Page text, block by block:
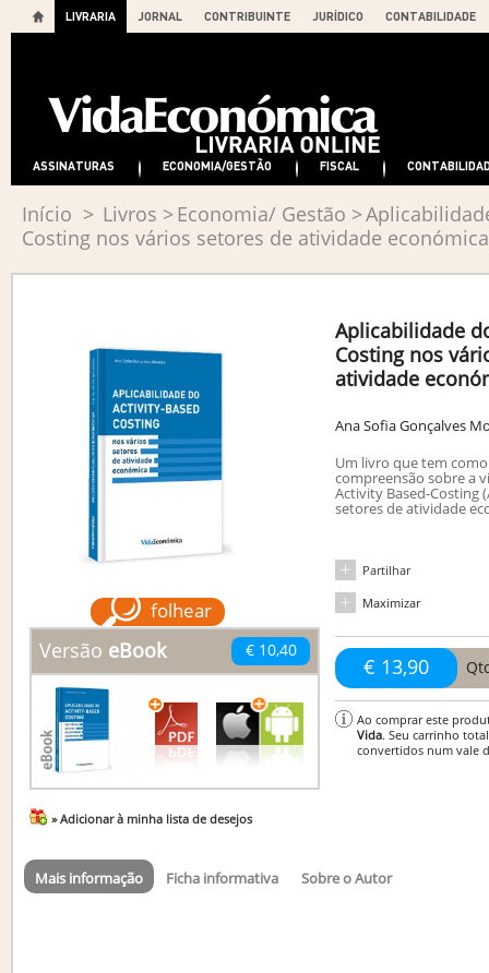
LIVRARIA JORNAL CONTRIBUINTE JURÍDICO CONTABILIDADE
ASSINATURAS ECONOMIA/GESTÃO FISCAL
Início > Livros >Economia/ Gestão >
Costing nos vários setores de atividade económica
folhear
Versão eBook € 10,40
» Adicionar à minha lista de desejos
Aplicabilidade
Costing nos
atividade
Ana Sofia Gonçalves
Um livro que tem
compreensão sobre a
Activity Based-Costing
setores de atividade
Partilhar
Maximizar
€ 13,90
Ao comprar este
Vida. Seu carrinho
convertidos num vale
Mais informação Ficha informativa Sobre o Autor